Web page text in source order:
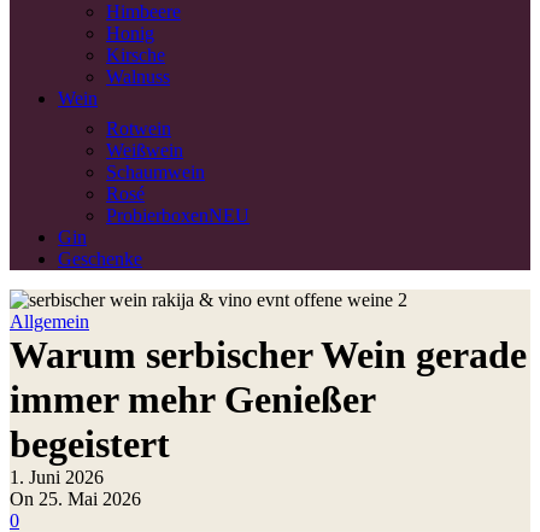
Himbeere
Honig
Kirsche
Walnuss
Wein
Rotwein
Weißwein
Schaumwein
Rosé
ProbierboxenNEU
Gin
Geschenke
Allgemein
Warum serbischer Wein gerade
immer mehr Genießer
begeistert
1. Juni 2026
On 25. Mai 2026
0